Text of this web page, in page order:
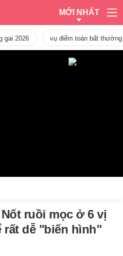
MỚI NHẤT
gai 2026 vụ điểm toán bất
Nốt ruồi mọc ở 6 vị
rất dễ "biến hình"